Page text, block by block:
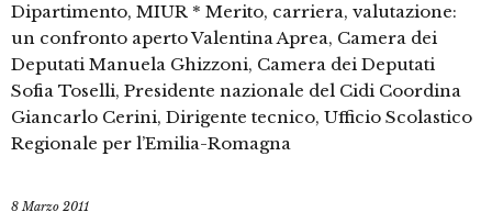
Dipartimento, MIUR * Merito, carriera, valutazione:
un confronto aperto Valentina Aprea, Camera dei
Deputati Manuela Ghizzoni, Camera dei Deputati
Sofia Toselli, Presidente nazionale del Cidi Coordina
Giancarlo Cerini, Dirigente tecnico, Ufficio Scolastico
Regionale per l’Emilia-Romagna
8 Marzo 2011